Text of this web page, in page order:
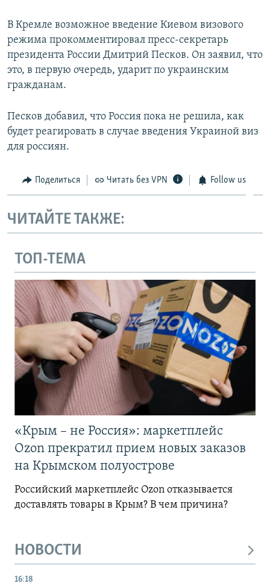
В Кремле возможное введение Киевом визового
режима прокомментировал пресс-секретарь
президента России Дмитрий Песков. Он заявил, что
это, в первую очередь, ударит по украинским
гражданам.
Песков добавил, что Россия пока не решила, как
будет реагировать в случае введения Украиной виз
для россиян.
Поделиться Читать без VPN Follow us
ЧИТАЙТЕ ТАКЖЕ:
ТОП-ТЕМА
«Крым – не Россия»: маркетплейс
Ozon прекратил прием новых заказов
на Крымском полуострове
Российский маркетплейс Ozon отказывается
доставлять товары в Крым? В чем причина?
НОВОСТИ
16:18